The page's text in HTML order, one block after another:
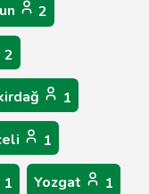
2
2
1
1
1 Yozgat 1